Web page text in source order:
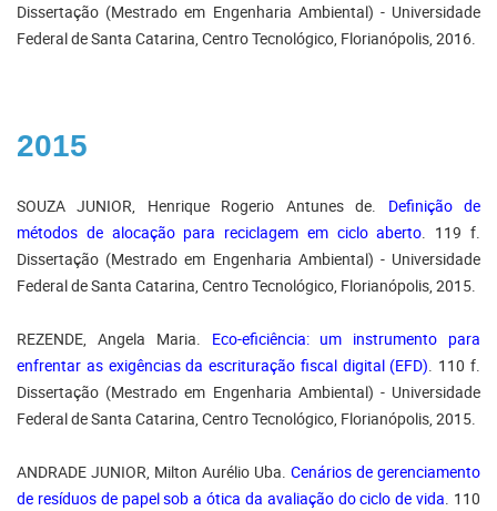
Dissertação (Mestrado em Engenharia Ambiental) - Universidade
Federal de Santa Catarina, Centro Tecnológico, Florianópolis, 2016.
2015
SOUZA JUNIOR, Henrique Rogerio Antunes de. Definição de
métodos de alocação para reciclagem em ciclo aberto. 119 f.
Dissertação (Mestrado em Engenharia Ambiental) - Universidade
Federal de Santa Catarina, Centro Tecnológico, Florianópolis, 2015.
REZENDE, Angela Maria. Eco-eficiência: um instrumento para
enfrentar as exigências da escrituração fiscal digital (EFD). 110 f.
Dissertação (Mestrado em Engenharia Ambiental) - Universidade
Federal de Santa Catarina, Centro Tecnológico, Florianópolis, 2015.
ANDRADE JUNIOR, Milton Aurélio Uba. Cenários de gerenciamento
de resíduos de papel sob a ótica da avaliação do ciclo de vida. 110